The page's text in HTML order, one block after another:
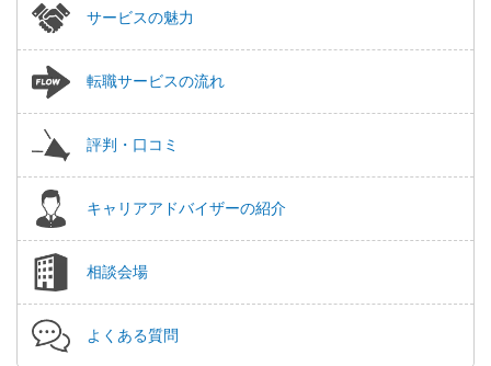
サービスの魅力
転職サービスの流れ
評判・口コミ
キャリアアドバイザーの紹介
相談会場
よくある質問